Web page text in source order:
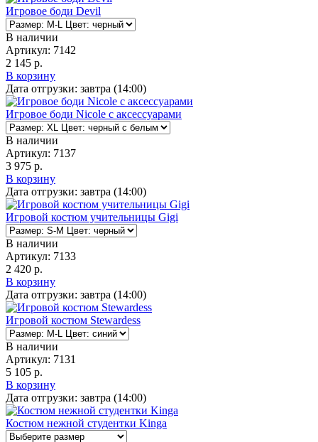
Игровое боди Devil
В наличии
Артикул: 7142
2 145 р.
В корзину
Дата отгрузки: завтра (14:00)
Игровое боди Nicole с аксессуарами
В наличии
Артикул: 7137
3 975 р.
В корзину
Дата отгрузки: завтра (14:00)
Игровой костюм учительницы Gigi
В наличии
Артикул: 7133
2 420 р.
В корзину
Дата отгрузки: завтра (14:00)
Игровой костюм Stewardess
В наличии
Артикул: 7131
5 105 р.
В корзину
Дата отгрузки: завтра (14:00)
Костюм нежной студентки Kinga